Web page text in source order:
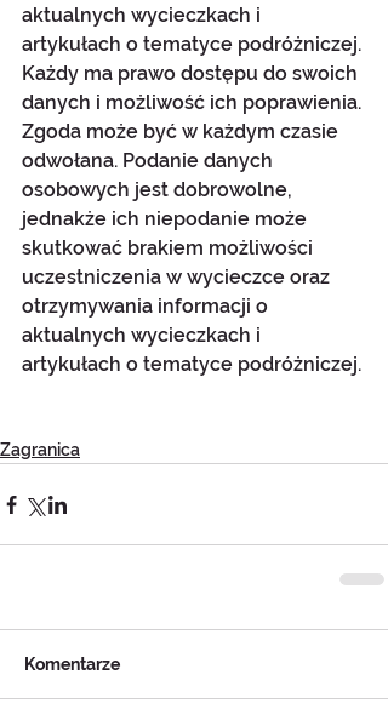
aktualnych wycieczkach i
artykułach o tematyce podróżniczej.
Każdy ma prawo dostępu do swoich
danych i możliwość ich poprawienia.
Zgoda może być w każdym czasie
odwołana. Podanie danych
osobowych jest dobrowolne,
jednakże ich niepodanie może
skutkować brakiem możliwości
uczestniczenia w wycieczce oraz
otrzymywania informacji o
aktualnych wycieczkach i
artykułach o tematyce podróżniczej.
Zagranica
Komentarze